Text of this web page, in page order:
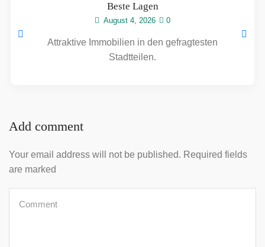
Beste Lagen
August 4, 2026 0
Attraktive Immobilien in den gefragtesten
Stadtteilen.
Add comment
Your email address will not be published. Required fields
are marked